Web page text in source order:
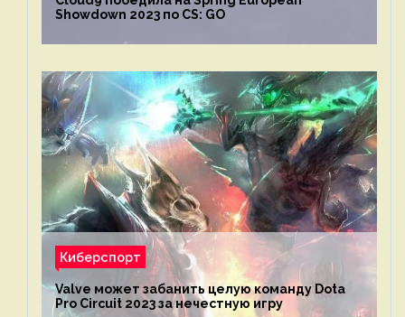
Showdown 2023 по CS: GO
Киберспорт
Valve может забанить целую команду Dota
Pro Circuit 2023 за нечестную игру